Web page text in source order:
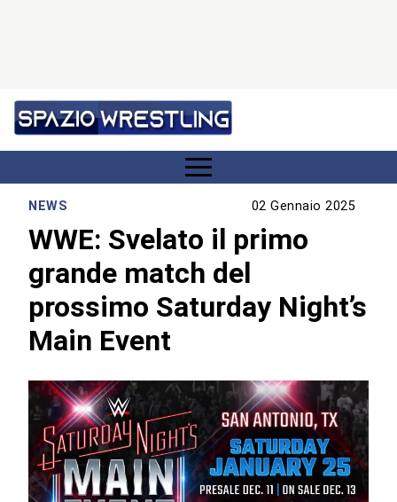
NEWS 02 Gennaio 2025
WWE: Svelato il primo
grande match del
prossimo Saturday Night’s
Main Event